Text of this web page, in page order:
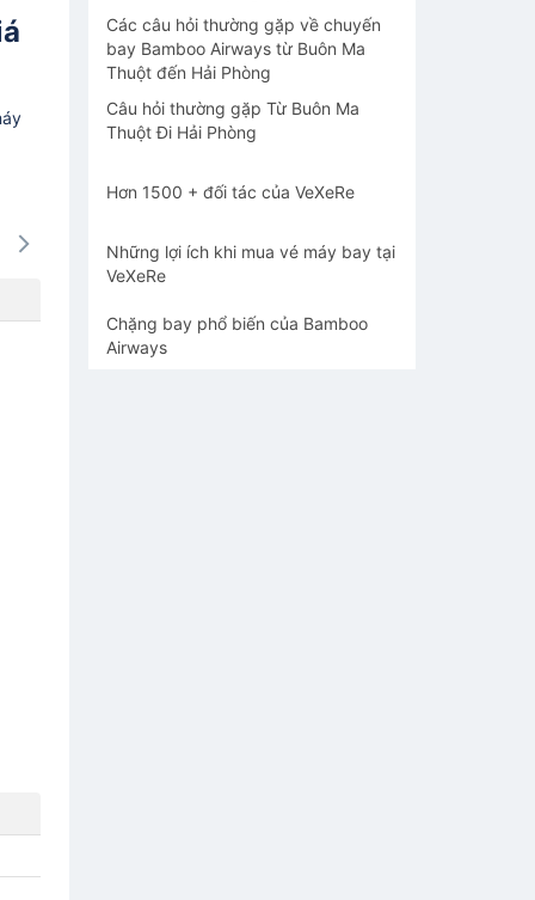
-
-
Các câu hỏi thường gặp về chuyến
bay Bamboo Airways từ Buôn Ma
Thuột đến Hải Phòng
Câu hỏi thường gặp Từ Buôn Ma
Thuột Đi Hải Phòng
Hơn 1500 + đối tác của VeXeRe
Những lợi ích khi mua vé máy bay tại
VeXeRe
Chặng bay phổ biến của Bamboo
Airways